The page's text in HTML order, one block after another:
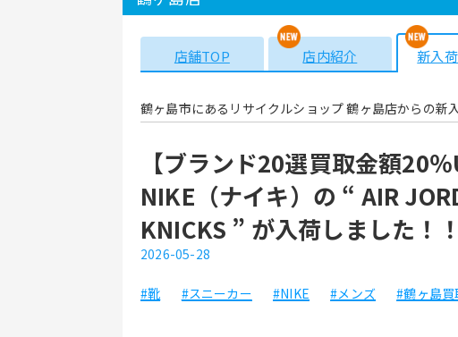
店舗TOP 店内紹介 新入
鶴ヶ島市にあるリサイクルショップ 鶴ヶ島店からの新
【ブランド20選買取金額20
NIKE（ナイキ）の “ AIR
KNICKS ” が入荷しました！！
2026-05-28
#靴 #スニーカー #NIKE #メンズ #鶴ヶ島買